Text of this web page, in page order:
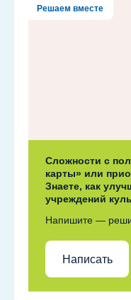
Решаем вместе
Сложности с
карты» или
Знаете, как
учреждений
Напишите —
Написать